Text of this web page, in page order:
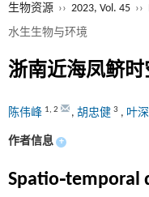
生物资源 ›› 2023, Vol. 45 ››
水生生物与环境
浙南近海凤鲚
陈伟峰 1, 2 , 胡忠健 3 , 叶深
作者信息 +
Spatio⁃temporal